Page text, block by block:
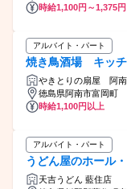
時給1,100円～1,375円
アルバイト・パート
焼き鳥酒場 キッチ
やきとりの扇屋 阿
徳島県阿南市富岡町
時給1,100円以上
アルバイト・パート
うどん屋のホール
天吉うどん 藍住店